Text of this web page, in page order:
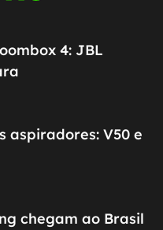
4: JBL
aspiradores: V50 e
chegam ao Brasil